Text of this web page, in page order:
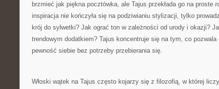
brzmieć jak piękna pocztówka, ale Tajus przekłada go na proste
inspiracja nie kończyła się na podziwianiu stylizacji, tylko
krój do sylwetki? Jak ograć ton w zależności od urody i okazji?
trendowym dodatkiem? Tajus koncentruje się na tym, co
pewność siebie bez potrzeby przebierania się.
Włoski wątek na Tajus często kojarzy się z filozofią, w której